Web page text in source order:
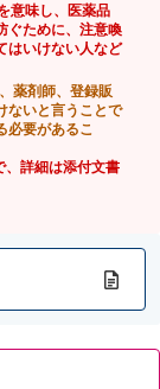
意味し、医薬品
ぐために、注意喚
はいけない人など
薬剤師、登録販
ないと言うことで
必要があるこ
詳細は添付文書